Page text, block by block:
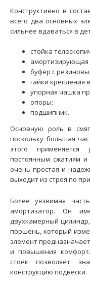
Применение на
Применение на
21099 "Lada
Конструктивно в
всего два основных
сильнее вдаваться в
стойка
амортизирующая
буфер с
гайки крепления
упорная чашка
опоры;
подшипник.
Основную роль в
поскольку большая
этого применяется
постоянным сжатиям и
очень простая и
выходит из строя по
Более уязвимая часть
амортизатор. Он
двухкамерный
поршень, который
элемент
и повышения
стоек позволяет
конструкцию подвески.